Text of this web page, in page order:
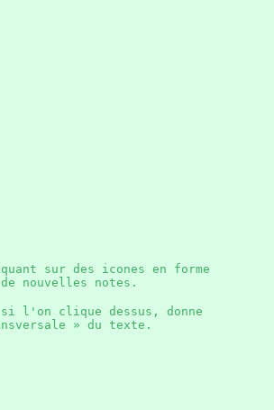
sur des icones en forme
nouvelles notes.
l'on clique dessus, donne
» du texte.